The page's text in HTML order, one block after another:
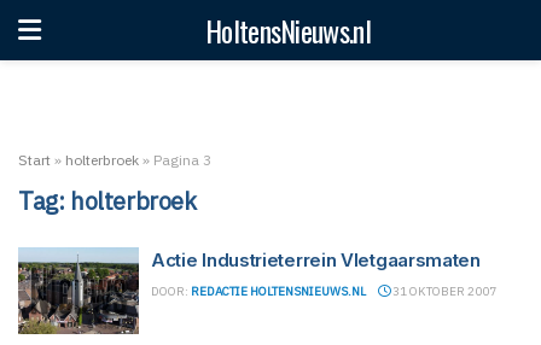
HoltensNieuws.nl
Start » holterbroek » Pagina 3
Tag: holterbroek
Actie Industrieterrein Vletgaarsmaten
DOOR: REDACTIE HOLTENSNIEUWS.NL 31 OKTOBER 2007